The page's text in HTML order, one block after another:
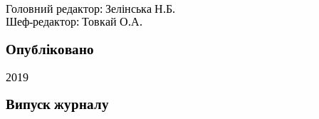
Головний редактор: Зелінська Н.Б.
Шеф-редактор: Товкай О.А.
Опубліковано
2019
Випуск журналу